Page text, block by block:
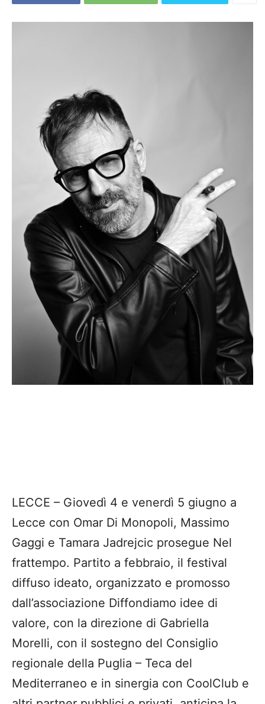
LECCE – Giovedì 4 e venerdì 5 giugno a
Lecce con Omar Di Monopoli, Massimo
Gaggi e Tamara Jadrejcic prosegue Nel
frattempo. Partito a febbraio, il festival
diffuso ideato, organizzato e promosso
dall’associazione Diffondiamo idee di
valore, con la direzione di Gabriella
Morelli, con il sostegno del Consiglio
regionale della Puglia – Teca del
Mediterraneo e in sinergia con CoolClub e